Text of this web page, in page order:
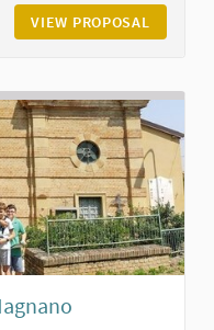
VIEW PROPOSAL